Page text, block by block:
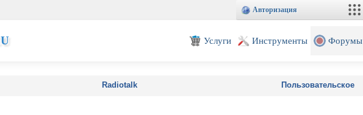
Авторизация
Услуги Инструменты Форумы
Radiotalk Пользовательское